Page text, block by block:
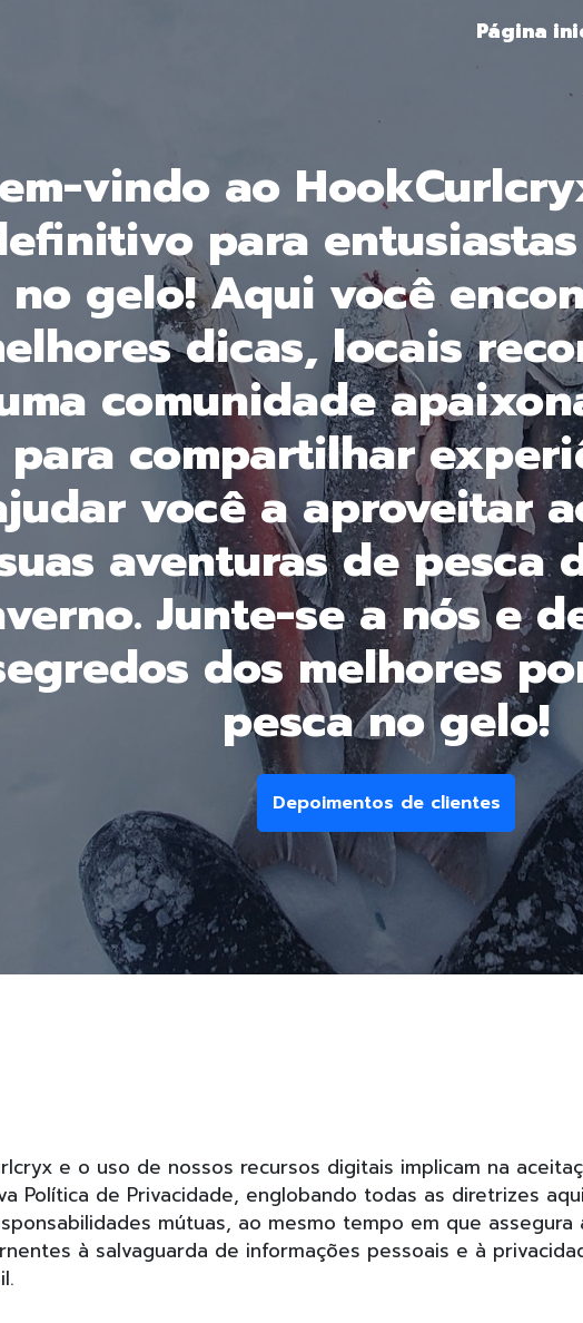
Página
vindo ao
para
no gelo! Aqui você
dicas, locais
comunidade
para compartilhar
você a aproveitar
aventuras de pesca
Junte-se a nós e
dos melhores
pesca no gelo!
Depoimentos de clientes
e o uso de nossos recursos digitais implicam na
Política de Privacidade, englobando todas as diretrizes
mútuas, ao mesmo tempo em que
à salvaguarda de informações pessoais e à